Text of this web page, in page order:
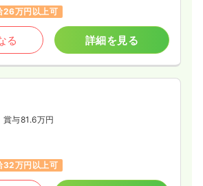
26万円以上可
る 詳細を見る
賞与81.6万円
32万円以上可